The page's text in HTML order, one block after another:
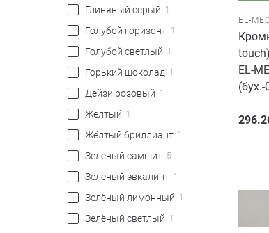
Глиняный серый 1
Голубой горизонт 1
Голубой светлый 1
Горький шоколад 1
Дейзи розовый 1
Желтый 1
Жёлтый бриллиант 1
Зеленый самшит 5
Зеленый эвкалипт 1
Зелёный лимонный 1
Зелёный светлый 1
EL-
EL-